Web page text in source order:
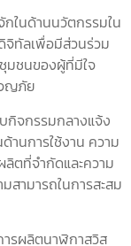
ในด้านนวัตกรรมใน
ทัลเพื่อมีส่วนร่วม
มชนของผู้ที่มีใจ
ญภัย
กิจกรรมกลางแจ้ง
านการใช้งาน ความ
ตที่จำกัดและความ
สามารถในการสะสม
ารผลิตนาฬิกาสวิส